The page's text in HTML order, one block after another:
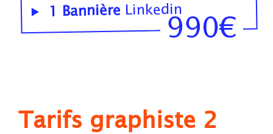
1 Bannière Linkedin
990€
Tarifs graphiste 2